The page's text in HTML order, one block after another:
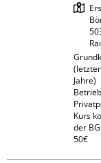
Jahre)
Kurs
der
50€